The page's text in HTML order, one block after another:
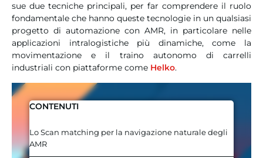
sue due tecniche principali, per far comprendere il ruolo
fondamentale che hanno queste tecnologie in un qualsiasi
progetto di automazione con AMR, in particolare nelle
applicazioni intralogistiche più dinamiche, come la
movimentazione e il traino autonomo di carrelli
industriali con piattaforme come Helko.
CONTENUTI
Lo Scan matching per la navigazione naturale degli
AMR